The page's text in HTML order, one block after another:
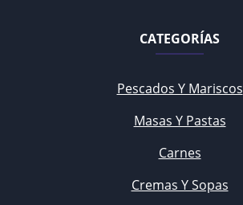
CATEGORÍAS
Pescados Y Mariscos
Masas Y Pastas
Carnes
Cremas Y Sopas